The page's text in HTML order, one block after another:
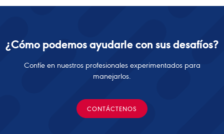
¿Cómo podemos ayudarle con sus desafíos?
Confíe en nuestros profesionales experimentados para
manejarlos.
CONTÁCTENOS